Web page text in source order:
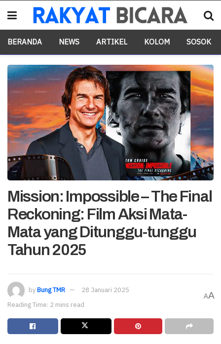
BERANDA NEWS ARTIKEL KOLOM SOSOK
Mission: Impossible – The Final
Reckoning: Film Aksi Mata-
Mata yang Ditunggu-tunggu
Tahun 2025
byBung TMR
28 Januari 2025
Reading Time: 2 mins read
AA